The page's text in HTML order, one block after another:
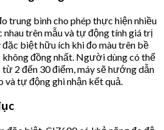
trung bình cho phép thực hiện nhiều
trên mẫu và tự động tính giá trị
đặc biệt hữu ích khi đo màu trên bề
đồng nhất. Người dùng có thể
2 đến 30 điểm, máy sẽ hướng dẫn
và tự động ghi nhận kết quả.